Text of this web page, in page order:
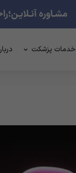
خدمات پزشکت